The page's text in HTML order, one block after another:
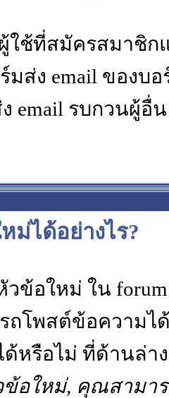
ใช้ที่สมัครสมาชิก
มส่ง email ของ
email รบกวนผู้อื่
ม่ได้อย่างไร?
วข้อใหม่ ใน
ถโพสต์ข้อความ
ด้หรือไม่ ที่ด้านล่
ข้อใหม่, คุณสามา